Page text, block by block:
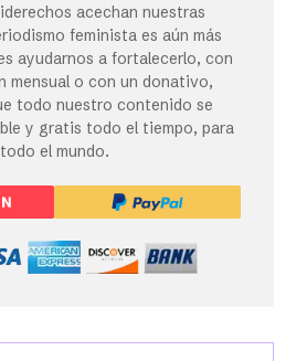
acechan nuestras
feminista es aún más
ayudarnos a fortalecerlo, con
mensual o con un donativo,
todo nuestro contenido se
y gratis todo el tiempo, para
todo el mundo.